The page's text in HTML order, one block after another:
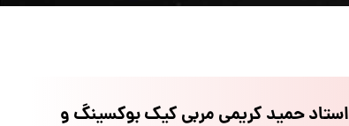
استاد حمید کریمی مربی کیک بوکسینگ و